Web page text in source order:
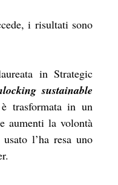
i risultati sono
in Strategic
sustainable
trasformata in un
aumenti la volontà
l’ha resa uno